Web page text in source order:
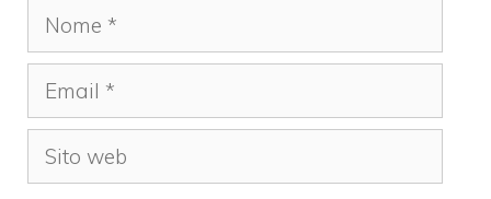
Nome
Email
Sito
web